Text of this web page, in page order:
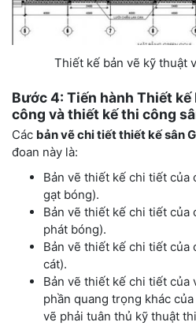
Thiết kế bản vẽ kỹ thuật
Bước 4: Tiến hành Thiết kế
công vàthiết kế thi công
Các bản vẽ chi tiết thiết kế sân
đoan này là:
Bản vẽ thiết kế chi tiết của
gạt bóng).
Bản vẽ thiết kế chi tiết của
phát bóng).
Bản vẽ thiết kế chi tiết của
cát).
Bản vẽ thiết kế chi tiết của
phần quang trọng khác
vẽ phải tuân thủ kỹ thuật